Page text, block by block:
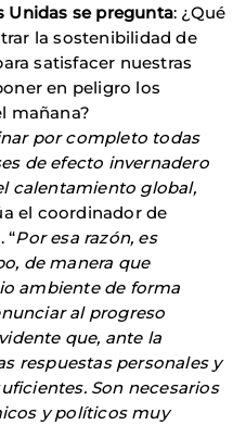
Unidas se pregunta: ¿Qué
la sostenibilidad de
satisfacer nuestras
en peligro los
mañana?
por completo todas
de efecto invernadero
calentamiento global,
el coordinador de
“Por esa razón, es
de manera que
ambiente de forma
al progreso
que, ante la
respuestas personales y
Son necesarios
y políticos muy